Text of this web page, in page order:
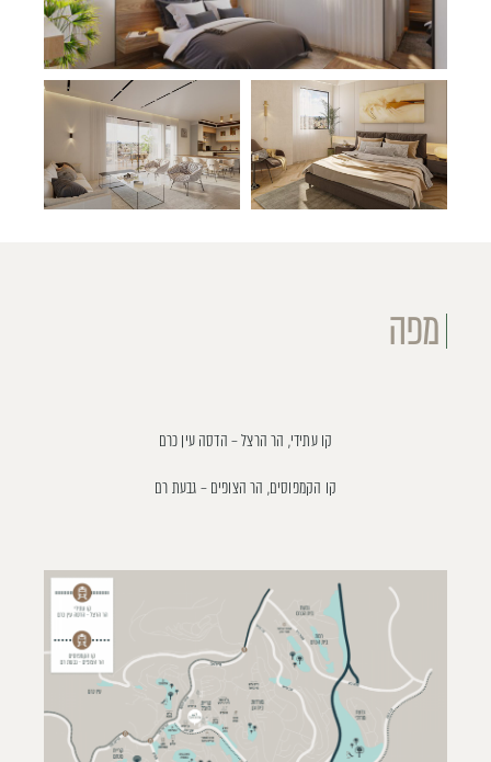
מפה
קו עתידי, הר הרצל – הדסה עין כרם
קו הקמפוסים, הר הצופים – גבעת רם